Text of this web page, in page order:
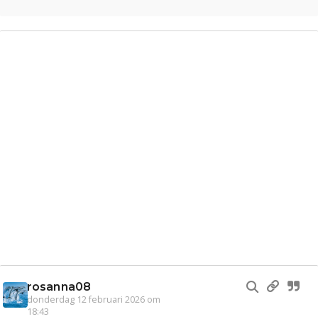
rosanna08
donderdag 12 februari 2026 om
18:43